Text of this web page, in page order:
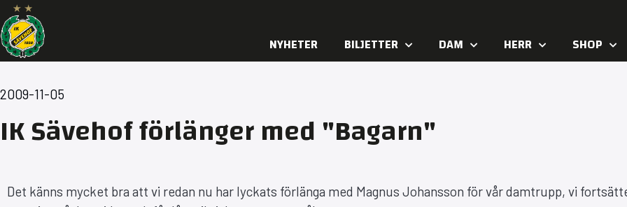
NYHETER BILJETTER DAM HERR SHOP
2009-11-05
IK Sävehof förlänger med "Bagarn"
Det känns mycket bra att vi redan nu har lyckats förlänga med Magnus Johansson för vår damtrupp, vi